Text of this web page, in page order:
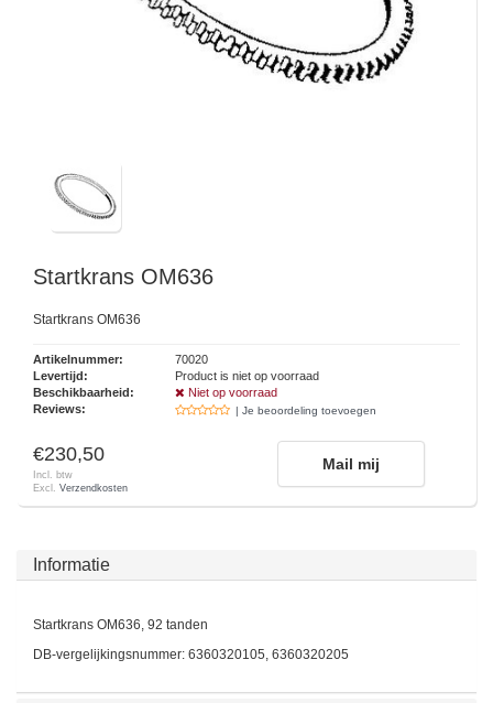
Startkrans OM636
Startkrans OM636
Artikelnummer:
70020
Levertijd:
Product is niet op voorraad
Beschikbaarheid:
Niet op voorraad
Reviews:
| Je beoordeling toevoegen
€230,50
Incl. btw
Excl. Verzendkosten
Mail mij
Informatie
Startkrans OM636, 92 tanden
DB-vergelijkingsnummer: 6360320105, 6360320205